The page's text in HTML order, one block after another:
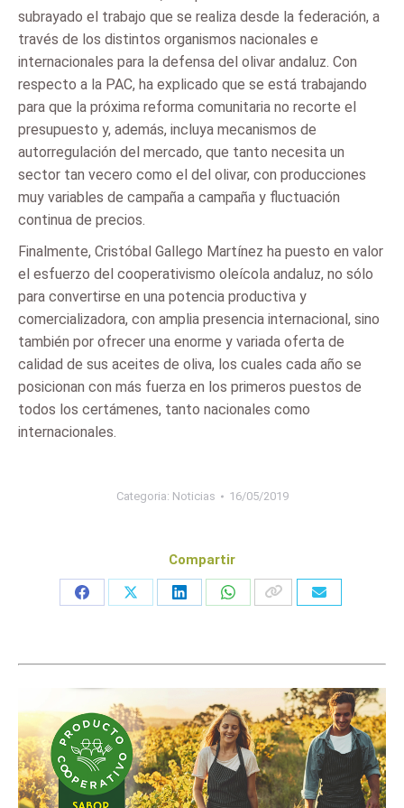
subrayado el trabajo que se realiza desde la federación, a
través de los distintos organismos nacionales e
internacionales para la defensa del olivar andaluz. Con
respecto a la PAC, ha explicado que se está trabajando
para que la próxima reforma comunitaria no recorte el
presupuesto y, además, incluya mecanismos de
autorregulación del mercado, que tanto necesita un
sector tan vecero como el del olivar, con producciones
muy variables de campaña a campaña y fluctuación
continua de precios.
Finalmente, Cristóbal Gallego Martínez ha puesto en valor
el esfuerzo del cooperativismo oleícola andaluz, no sólo
para convertirse en una potencia productiva y
comercializadora, con amplia presencia internacional, sino
también por ofrecer una enorme y variada oferta de
calidad de sus aceites de oliva, los cuales cada año se
posicionan con más fuerza en los primeros puestos de
todos los certámenes, tanto nacionales como
internacionales.
Categoria: Noticias 16/05/2019
Compartir
Share
Share
Share
Share